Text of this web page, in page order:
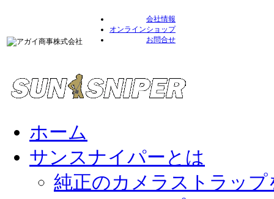
会社情報
オンラインショップ
お問合せ
ホーム
サンスナイパーとは
純正のカメラストラッ